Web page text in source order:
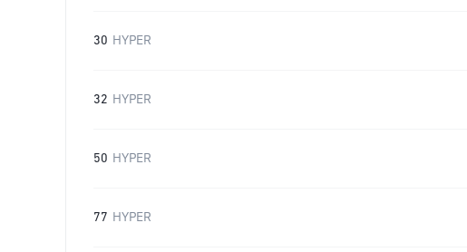
30 HYPER
32 HYPER
50 HYPER
77 HYPER